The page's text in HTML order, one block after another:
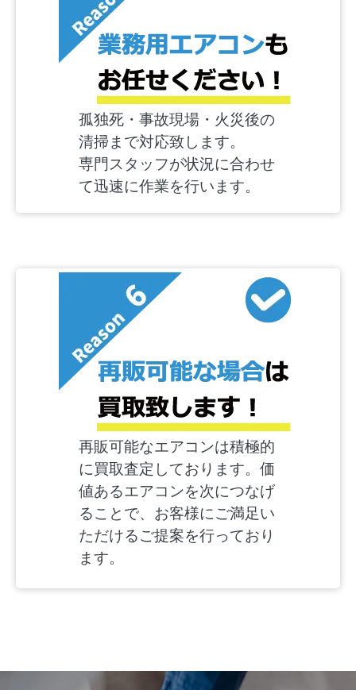
孤独死・事故現場・火災後の
清掃まで対応致します。
専門スタッフが状況に合わせ
て迅速に作業を行います。
再販可能なエアコンは積極的
に買取査定しております。価
値あるエアコンを次につなげ
ることで、お客様にご満足い
ただけるご提案を行っており
ます。